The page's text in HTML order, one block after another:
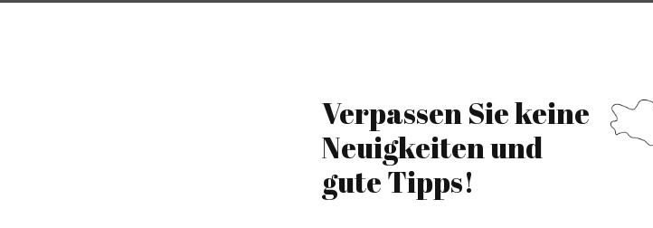
Verpassen Sie keine
Neuigkeiten und
gute Tipps!